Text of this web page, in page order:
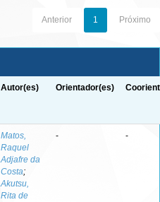
Anterior 1 Próximo
Autor(es) Orientador(es)
Matos,
Raquel
Adjafre da
Costa;
Akutsu,
Rita de
- -